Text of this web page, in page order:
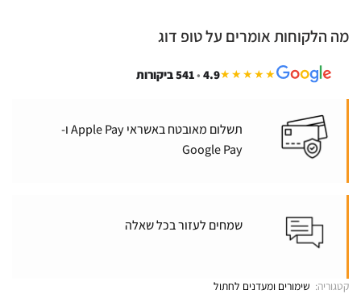
מה הלקוחות אומרים על טופ דוג
★★★★★
4.9
•541 ביקורות
תשלום מאובטח באשראי Apple Pay ו-
Google Pay
שמחים לעזור בכל שאלה
קטגוריה: שימורים ומעדנים לחתול